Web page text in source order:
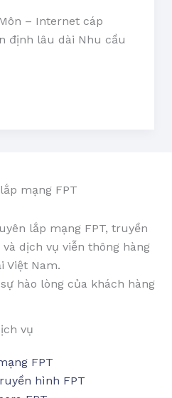
– Internet cáp
định lâu dài Nhu cầu
mạng FPT
lắp mạng FPT, truyền
và dịch vụ viễn thông hàng
Việt Nam.
hào lòng của khách hàng
vụ
FPT
hình FPT